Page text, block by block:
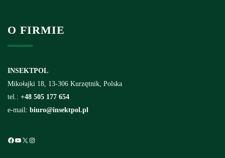
O FIRMIE
INSEKTPOL
Mikołajki 18, 13-306 Kurzętnik, Polska
tel.: +48 505 177 654
e-mail: biuro@insektpol.pl
Facebook
YouTube
X Instagram